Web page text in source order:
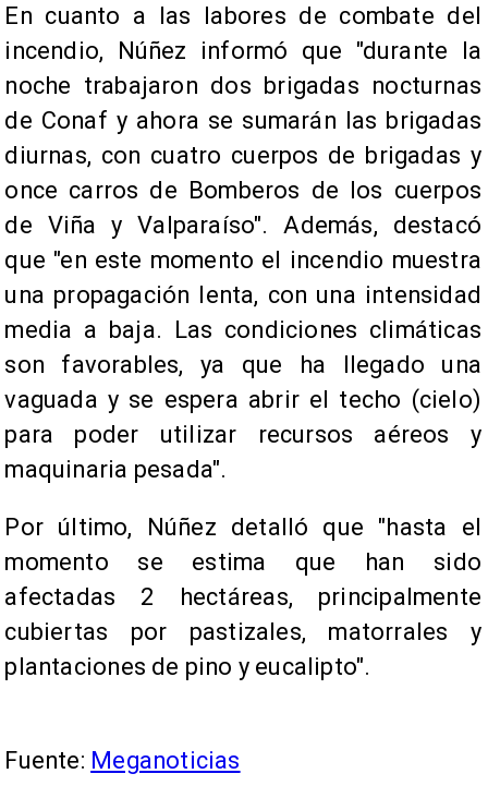
En cuanto a las labores de combate del
incendio, Núñez informó que "durante la
noche trabajaron dos brigadas nocturnas
de Conaf y ahora se sumarán las brigadas
diurnas, con cuatro cuerpos de brigadas y
once carros de Bomberos de los cuerpos
de Viña y Valparaíso". Además, destacó
que "en este momento el incendio muestra
una propagación lenta, con una intensidad
media a baja. Las condiciones climáticas
son favorables, ya que ha llegado una
vaguada y se espera abrir el techo (cielo)
para poder utilizar recursos aéreos y
maquinaria pesada".
Por último, Núñez detalló que "hasta el
momento se estima que han sido
afectadas 2 hectáreas, principalmente
cubiertas por pastizales, matorrales y
plantaciones de pino y eucalipto".
Fuente: Meganoticias